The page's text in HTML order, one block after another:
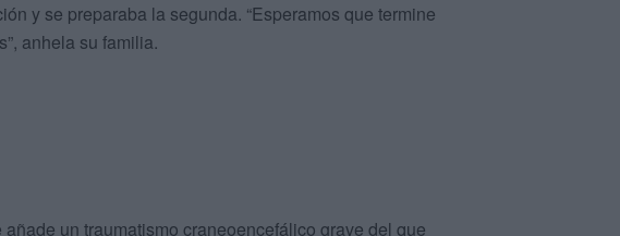
y se preparaba la segunda. “Esperamos que termine
anhela su familia.
un traumatismo craneoencefálico grave del que